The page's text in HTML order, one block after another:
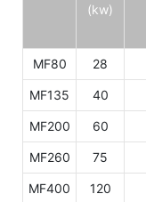
(kw)
MF80 28
MF135 40
MF200 60
MF260 75
MF400 120